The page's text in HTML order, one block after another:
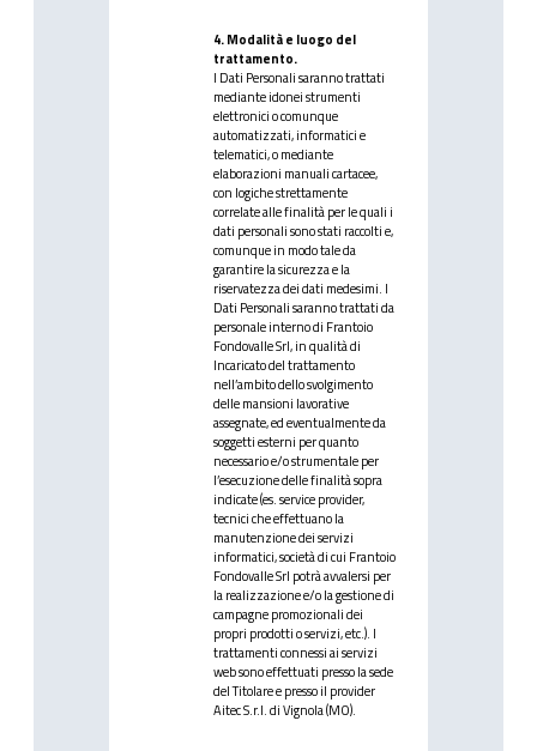
4. Modalità e luogo del
trattamento.
I Dati Personali saranno trattati
mediante idonei strumenti
elettronici o comunque
automatizzati, informatici e
telematici, o mediante
elaborazioni manuali cartacee,
con logiche strettamente
correlate alle finalità per le quali i
dati personali sono stati raccolti e,
comunque in modo tale da
garantire la sicurezza e la
riservatezza dei dati medesimi. I
Dati Personali saranno trattati da
personale interno di Frantoio
Fondovalle Srl, in qualità di
Incaricato del trattamento
nell’ambito dello svolgimento
delle mansioni lavorative
assegnate, ed eventualmente da
soggetti esterni per quanto
necessario e/o strumentale per
l’esecuzione delle finalità sopra
indicate (es. service provider,
tecnici che effettuano la
manutenzione dei servizi
informatici, società di cui Frantoio
Fondovalle Srl potrà avvalersi per
la realizzazione e/o la gestione di
campagne promozionali dei
propri prodotti o servizi, etc.). I
trattamenti connessi ai servizi
web sono effettuati presso la sede
del Titolare e presso il provider
Aitec S.r.l. di Vignola (MO).